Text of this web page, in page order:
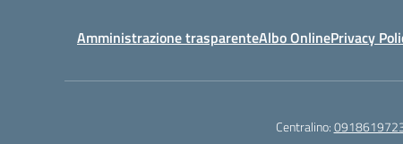
Amministrazione trasparenteAlbo OnlinePrivacy
Centralino: